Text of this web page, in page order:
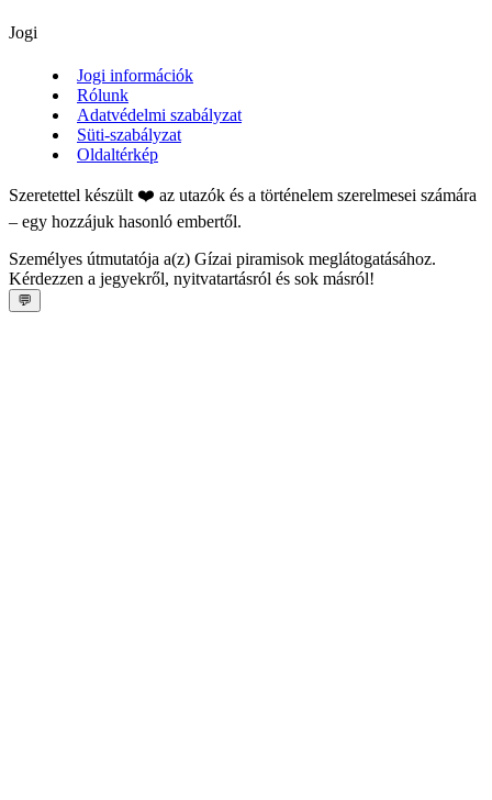
Jogi
Jogi információk
Rólunk
Adatvédelmi szabályzat
Süti-szabályzat
Oldaltérkép
Szeretettel készült ❤️ az utazók és a történelem szerelmesei számára
– egy hozzájuk hasonló embertől.
Személyes útmutatója a(z) Gízai piramisok meglátogatásához.
Kérdezzen a jegyekről, nyitvatartásról és sok másról!
💬